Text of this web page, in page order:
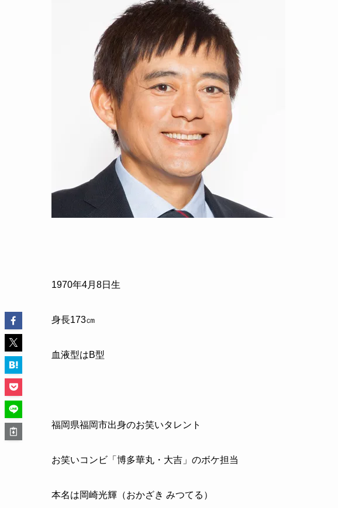
1970年4月 8日生
身長173㎝
血液型はB型
福岡県福岡市出身のお笑いタレント
お笑いコンビ「博多華丸・大吉」のボケ担当
本名は岡崎光輝（おかざき みつてる）